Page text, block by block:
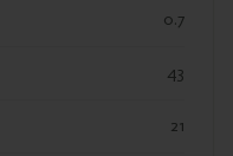
0.7
43
21